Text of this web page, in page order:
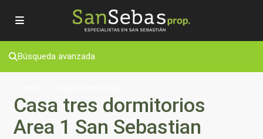
Búsqueda avanzada
Casa tres dormitorios
Area 1 San Sebastian